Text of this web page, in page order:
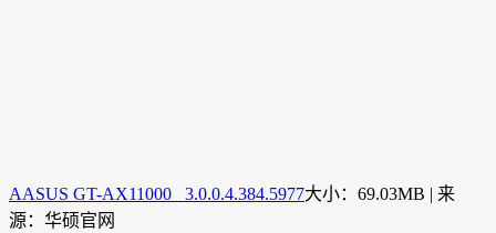
AASUS GT-AX11000 3.0.0.4.384.5977大小：69.03MB | 来
源：华硕官网